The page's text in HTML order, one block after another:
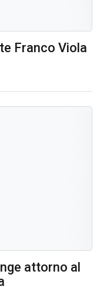
Franco Viola
attorno al